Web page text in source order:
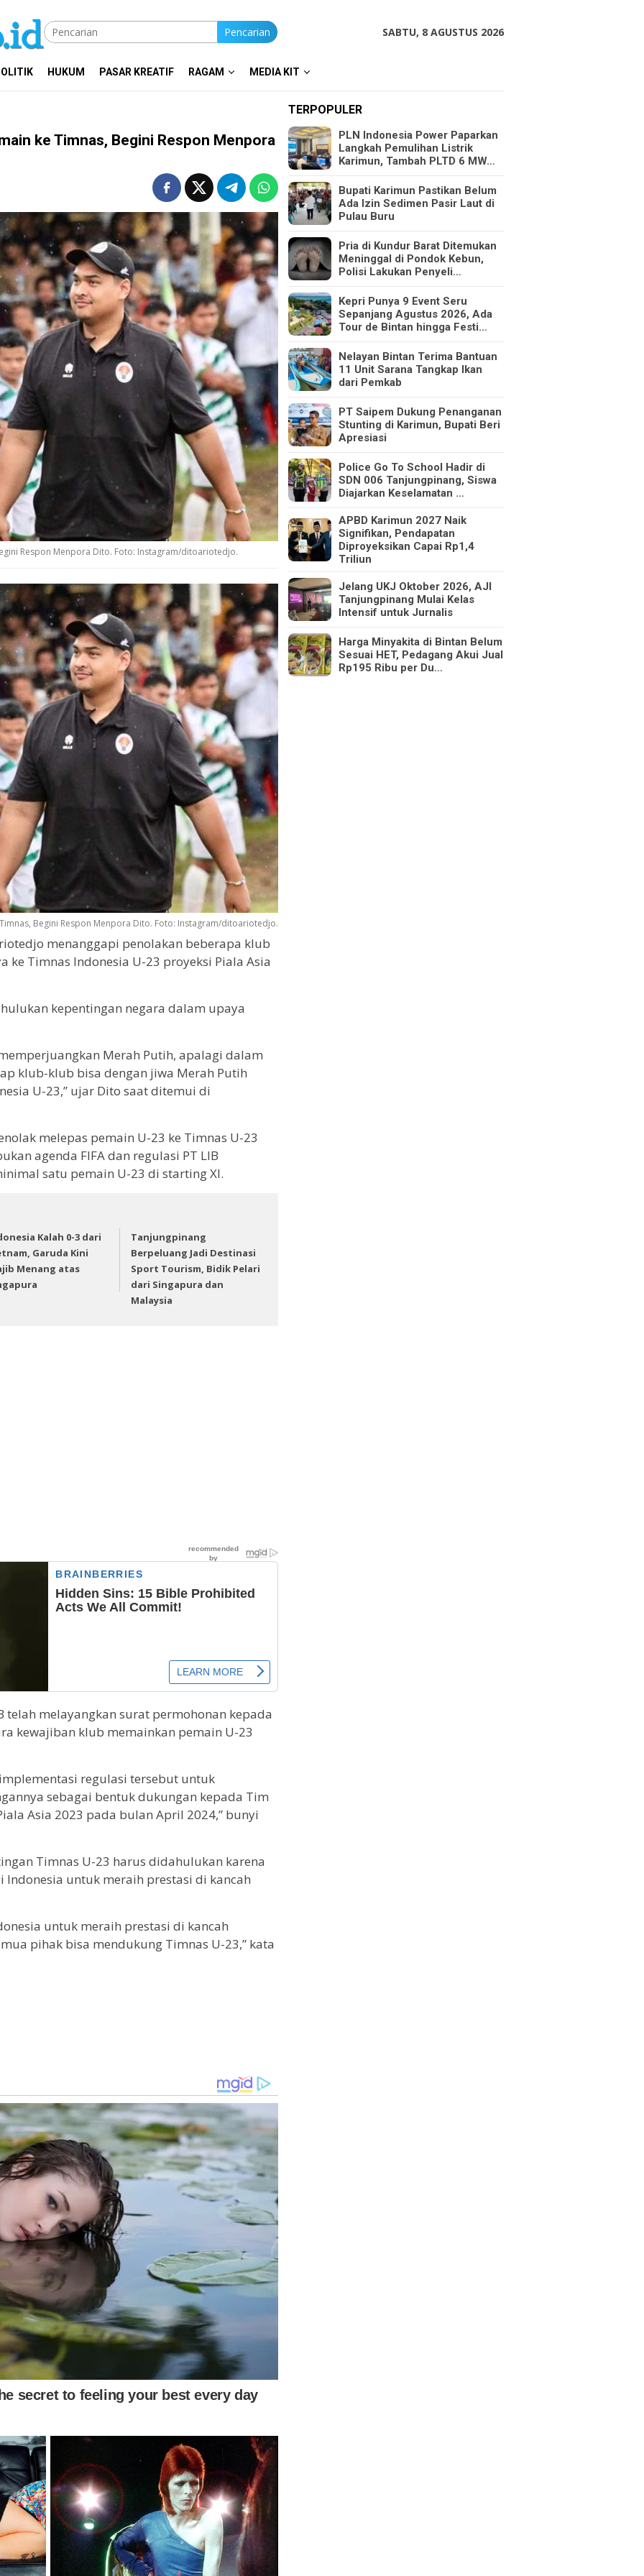
Pencarian SABTU, 8 AGUSTUS 2026
HUKUM PASAR KREATIF RAGAM MEDIA KIT
ke Timnas, Begini Respon Menpora
Respon Menpora Dito. Foto: Instagram/ditoariotedjo.
Begini Respon Menpora Dito. Foto: Instagram/ditoariotedjo.
menanggapi penolakan beberapa klub
ke Timnas Indonesia U-23 proyeksi Piala Asia
kepentingan negara dalam upaya
Merah Putih, apalagi dalam
klub-klub bisa dengan jiwa Merah Putih
U-23,” ujar Dito saat ditemui di
melepas pemain U-23 ke Timnas U-23
agenda FIFA dan regulasi PT LIB
satu pemain U-23 di starting XI.
Kalah 0-3 dari
Garuda Kini
Menang atas
Tanjungpinang
Berpeluang Jadi Destinasi
Sport Tourism, Bidik Pelari
dari Singapura dan
Malaysia
telah melayangkan surat permohonan kepada
kewajiban klub memainkan pemain U-23
regulasi tersebut untuk
sebagai bentuk dukungan kepada Tim
Asia 2023 pada bulan April 2024,” bunyi
Timnas U-23 harus didahulukan karena
untuk meraih prestasi di kancah
untuk meraih prestasi di kancah
pihak bisa mendukung Timnas U-23,” kata
TERPOPULER
PLN Indonesia Power Paparkan
Langkah Pemulihan Listrik
Karimun, Tambah PLTD 6 MW…
Bupati Karimun Pastikan Belum
Ada Izin Sedimen Pasir Laut di
Pulau Buru
Pria di Kundur Barat Ditemukan
Meninggal di Pondok Kebun,
Polisi Lakukan Penyeli…
Kepri Punya 9 Event Seru
Sepanjang Agustus 2026, Ada
Tour de Bintan hingga Festi…
Nelayan Bintan Terima Bantuan
11 Unit Sarana Tangkap Ikan
dari Pemkab
PT Saipem Dukung Penanganan
Stunting di Karimun, Bupati Beri
Apresiasi
Police Go To School Hadir di
SDN 006 Tanjungpinang, Siswa
Diajarkan Keselamatan …
APBD Karimun 2027 Naik
Signifikan, Pendapatan
Diproyeksikan Capai Rp1,4
Triliun
Jelang UKJ Oktober 2026, AJI
Tanjungpinang Mulai Kelas
Intensif untuk Jurnalis
Harga Minyakita di Bintan Belum
Sesuai HET, Pedagang Akui Jual
Rp195 Ribu per Du…